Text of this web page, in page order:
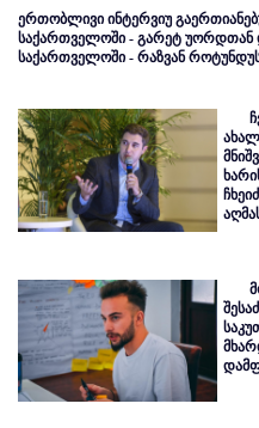
ერთობლივი ინტერვიუ
საქართველოში - გარეტ უორდთან
საქართველოში - რაზვან